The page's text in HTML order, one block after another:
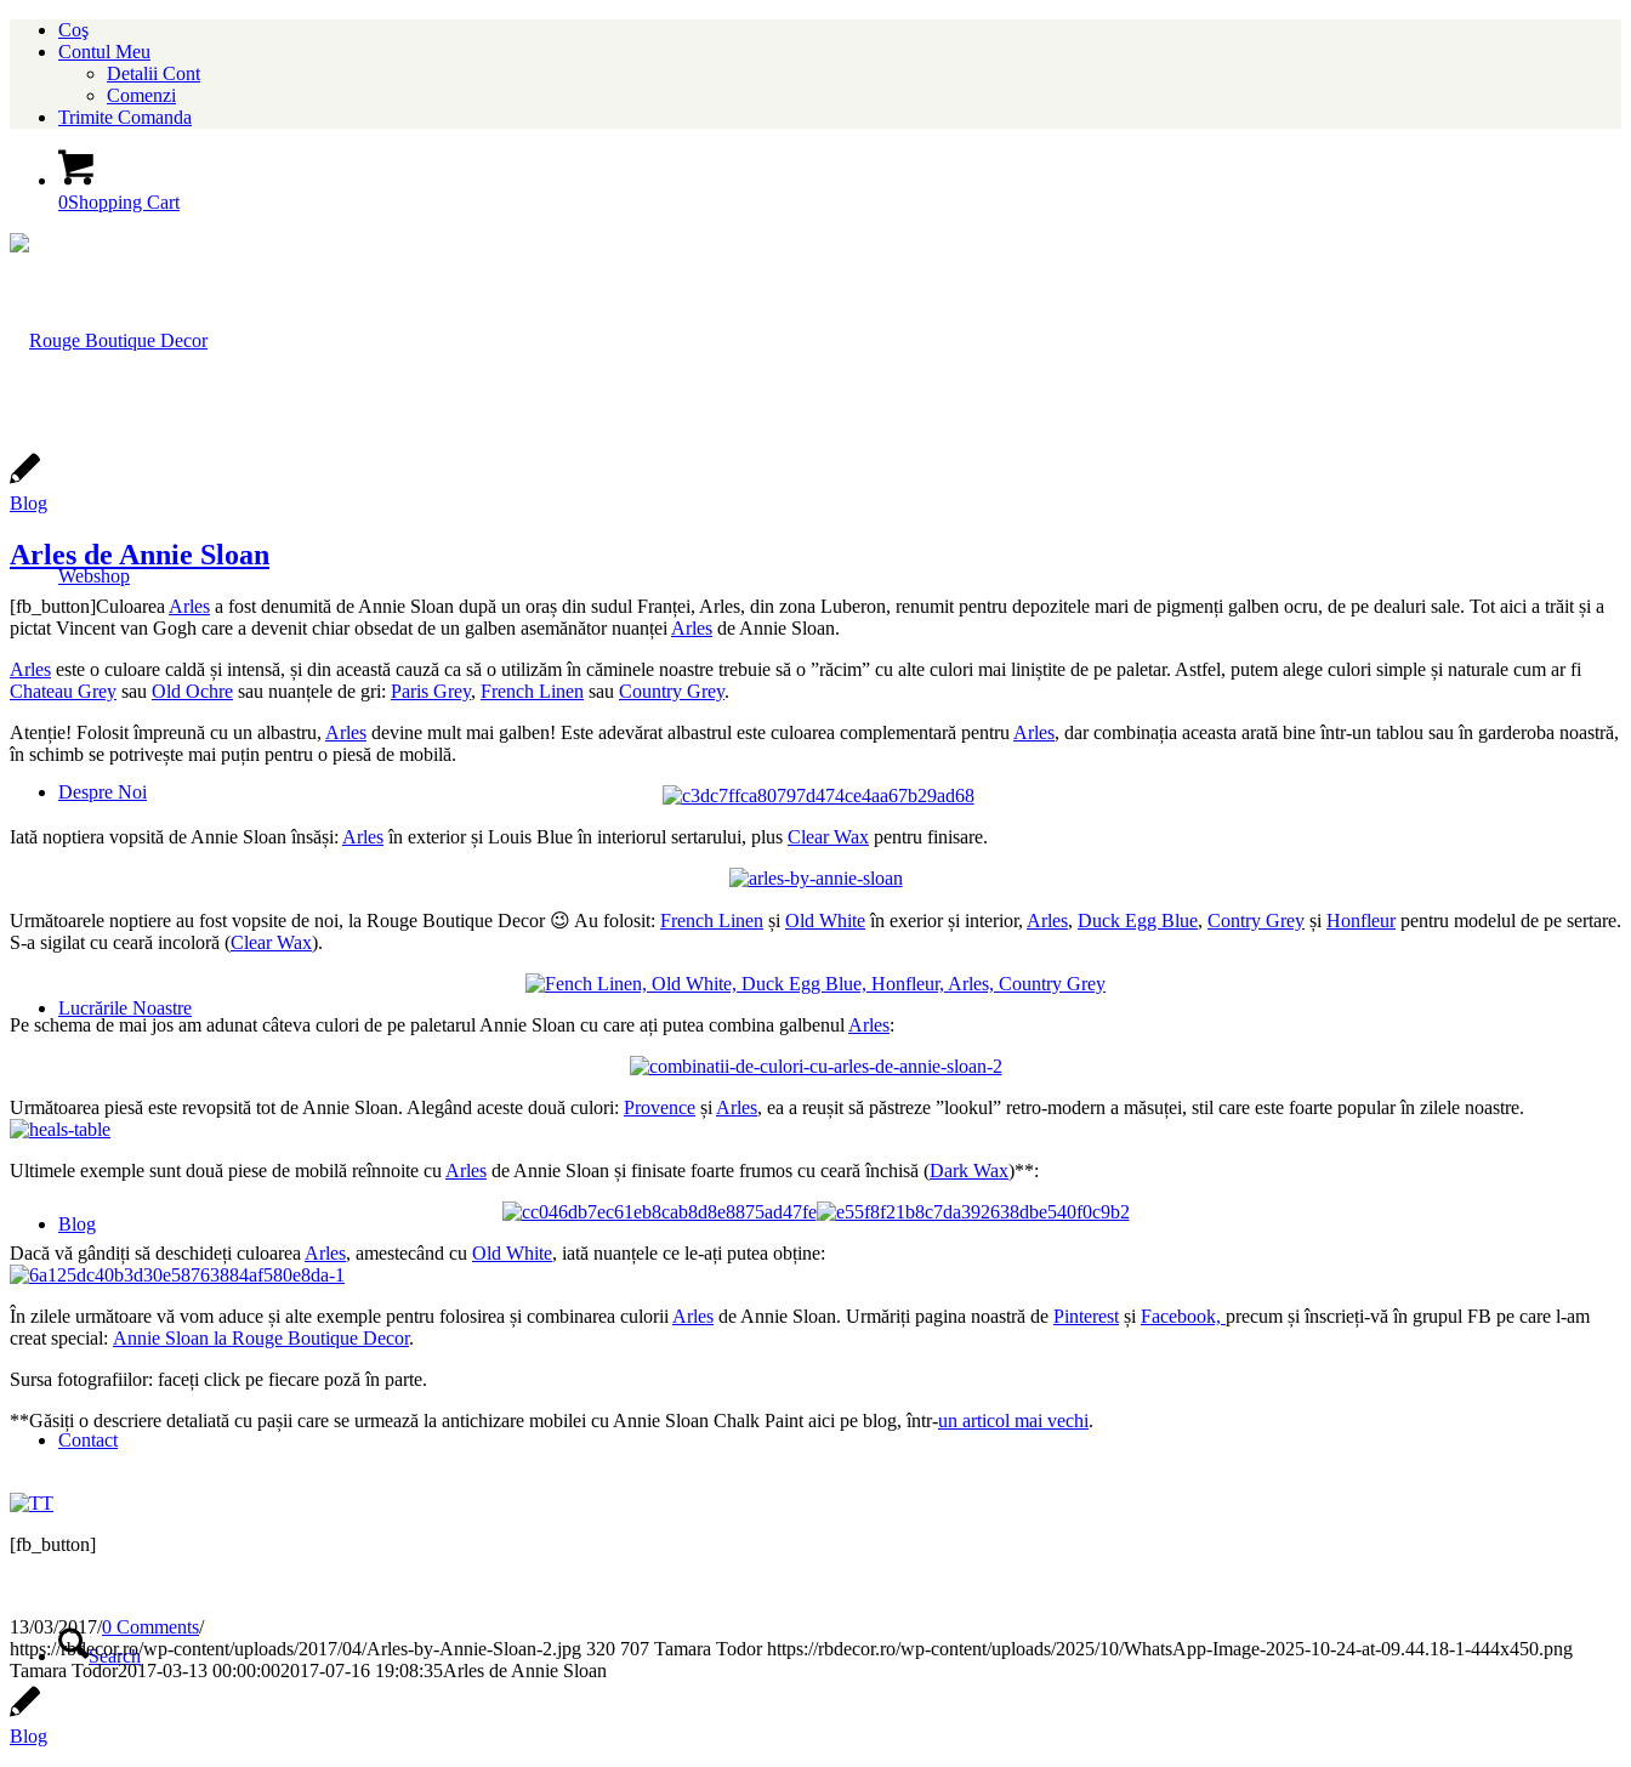
Coş
Contul Meu
Detalii Cont
Comenzi
Trimite Comanda
0Shopping Cart
Webshop
Despre Noi
Lucrările Noastre
Blog
Contact
Search
Blog
Arles de Annie Sloan
[fb_button]Culoarea Arles a fost denumită de Annie Sloan după un oraș din sudul Franței, Arles, din zona Luberon, renumit pentru depozitele mari de pigmenți galben ocru, de pe dealuri sale. Tot aici a trăit și a
pictat Vincent van Gogh care a devenit chiar obsedat de un galben asemănător nuanței Arles de Annie Sloan.
Arles este o culoare caldă și intensă, și din această cauză ca să o utilizăm în căminele noastre trebuie să o ”răcim” cu alte culori mai liniștite de pe paletar. Astfel, putem alege culori simple și naturale cum ar fi
Chateau Grey sau Old Ochre sau nuanțele de gri: Paris Grey, French Linen sau Country Grey.
Atenție! Folosit împreună cu un albastru, Arles devine mult mai galben! Este adevărat albastrul este culoarea complementară pentru Arles, dar combinația aceasta arată bine într-un tablou sau în garderoba noastră,
în schimb se potrivește mai puțin pentru o piesă de mobilă.
Iată noptiera vopsită de Annie Sloan însăși: Arlesîn exterior și Louis Blue în interiorul sertarului, plus Clear Wax pentru finisare.
Următoarele noptiere au fost vopsite de noi, la Rouge Boutique Decor 😉 Au folosit: French Linen și Old Whiteîn exerior și interior, Arles, Duck Egg Blue, Contry Grey și Honfleurpentru modelul de pe sertare.
S-a sigilat cu ceară incoloră (Clear Wax).
Pe schema de mai jos am adunat câteva culori de pe paletarul Annie Sloan cu care ați putea combina galbenul Arles:
Următoarea piesă este revopsită tot de Annie Sloan. Alegând aceste două culori: Provence și Arles, ea a reușit să păstreze ”lookul” retro-modern a măsuței, stil care este foarte popular în zilele noastre.
Ultimele exemple sunt două piese de mobilă reînnoite cu Arles de Annie Sloan și finisate foarte frumos cu ceară închisă (Dark Wax)**:
Dacă vă gândiți să deschideți culoarea Arles, amestecând cu Old White, iată nuanțele ce le-ați putea obține:
În zilele următoare vă vom aduce și alte exemple pentru folosirea și combinarea culorii Arles de Annie Sloan. Urmăriți pagina noastră de Pinterest și Facebook, precum și înscrieți-vă în grupul FB pe care l-am
creat special: Annie Sloan la Rouge Boutique Decor.
Sursa fotografiilor: faceți click pe fiecare poză în parte.
**Găsiți o descriere detaliată cu pașii care se urmează la antichizare mobilei cu Annie Sloan Chalk Paint aici pe blog, într-un articol mai vechi.
[fb_button]
13/03/2017/0 Comments/
https://rbdecor.ro/wp-content/uploads/2017/04/Arles-by-Annie-Sloan-2.jpg 320 707 Tamara Todor https://rbdecor.ro/wp-content/uploads/2025/10/WhatsApp-Image-2025-10-24-at-09.44.18-1-444x450.png
Tamara Todor2017-03-13 00:00:002017-07-16 19:08:35Arles de Annie Sloan
Blog